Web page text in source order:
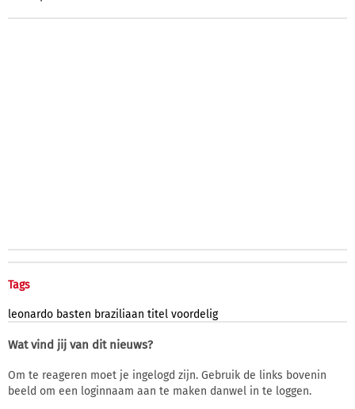
Tags
leonardo basten braziliaan titel voordelig
Wat vind jij van dit nieuws?
Om te reageren moet je ingelogd zijn. Gebruik de links bovenin
beeld om een loginnaam aan te maken danwel in te loggen.